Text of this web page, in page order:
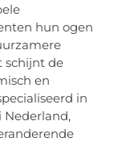
hun ogen
schijnt de
en
in
Nederland,